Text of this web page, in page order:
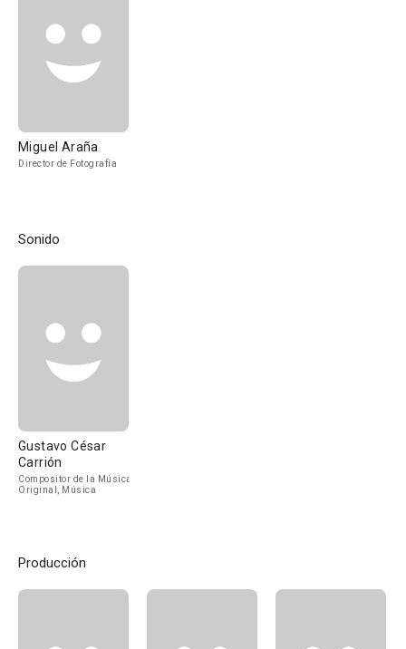
Miguel Araña
Director de Fotografía
Sonido
Gustavo César
Carrión
Compositor de la Música
Original, Música
Producción